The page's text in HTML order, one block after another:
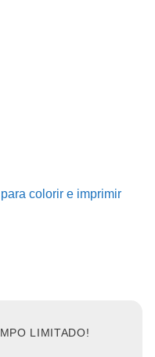
para colorir e imprimir
LIMITADO!